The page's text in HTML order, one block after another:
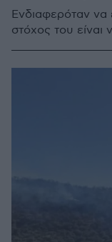
Eνδιαφερόταν να
στόχος του